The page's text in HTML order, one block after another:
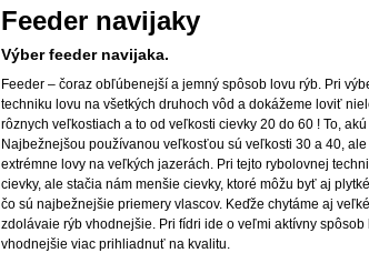
Feeder navijaky
Výber feeder navijaka.
Feeder – čoraz obľúbenejší a jemný spôsob lovu rýb. Pri
techniku lovu na všetkých druhoch vôd a dokážeme loviť
rôznych veľkostiach a to od veľkosti cievky 20 do 60 ! To,
Najbežnejšou používanou veľkosťou sú veľkosti 30 a 40,
extrémne lovy na veľkých jazerách. Pri tejto rybolovnej
cievky, ale stačia nám menšie cievky, ktoré môžu byť aj
čo sú najbežnejšie priemery vlascov. Keďže chytáme aj
zdolávaie rýb vhodnejšie. Pri fídri ide o veľmi aktívny
vhodnejšie viac prihliadnuť na kvalitu.